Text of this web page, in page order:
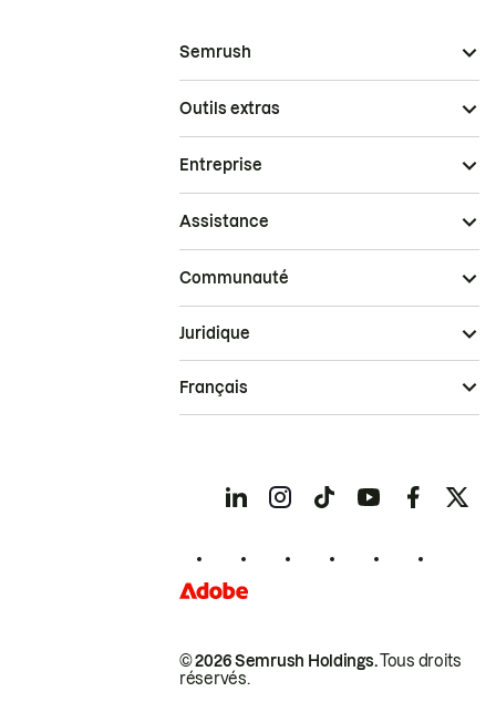
Semrush
Outils extras
Entreprise
Assistance
Communauté
© 2026 Semrush Holdings.Tous droits
réservés.
Juridique
Français